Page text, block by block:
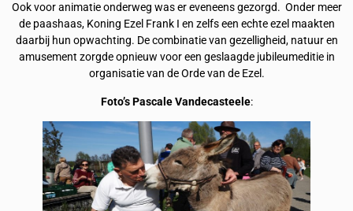
Ook voor animatie onderweg was er eveneens gezorgd. Onder meer
de paashaas, Koning Ezel Frank I en zelfs een echte ezel maakten
daarbij hun opwachting. De combinatie van gezelligheid, natuur en
amusement zorgde opnieuw voor een geslaagde jubileumeditie in
organisatie van de Orde van de Ezel.
Foto’s Pascale Vandecasteele: